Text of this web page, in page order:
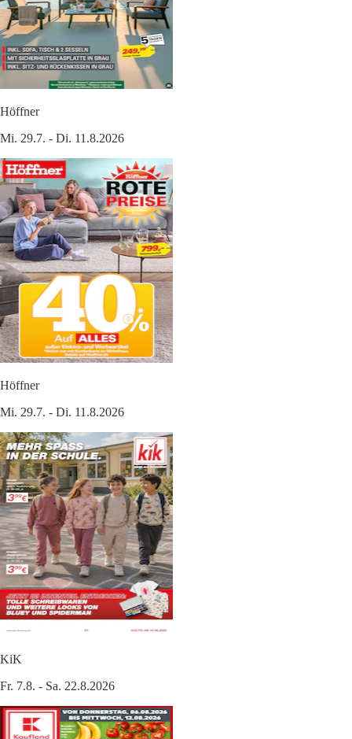
Höffner
Mi. 29.7. - Di. 11.8.2026
Höffner
Mi. 29.7. - Di. 11.8.2026
KiK
Fr. 7.8. - Sa. 22.8.2026